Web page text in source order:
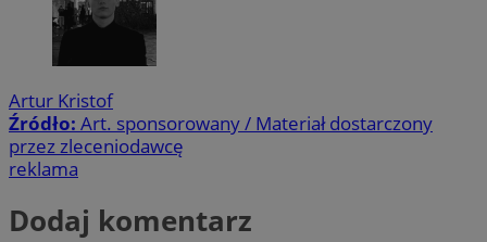
Artur Kristof
Źródło: Art. sponsorowany / Materiał dostarczony
przez zleceniodawcę
reklama
Dodaj komentarz